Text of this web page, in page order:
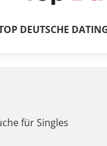
DEUTSCHE
für Singles